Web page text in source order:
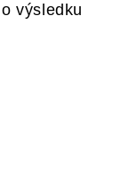
výsledku